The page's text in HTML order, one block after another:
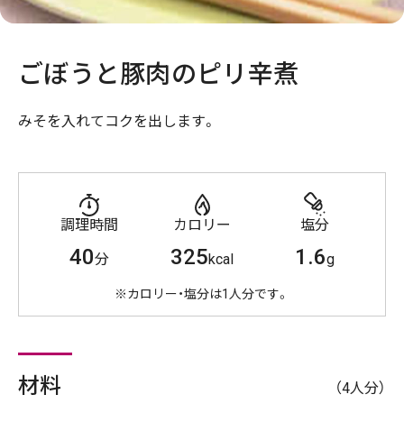
ごぼうと豚肉のピリ辛煮
みそを入れてコクを出します。
調理時間
40分
カロリー
325kcal
塩分
1.6g
※カロリー・塩分は1人分です。
材料 （4人分）